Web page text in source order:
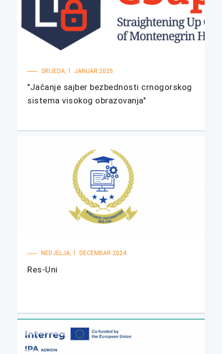
SRIJEDA, 1. JANUAR 2025.
"Jačanje sajber bezbednosti crnogorskog
sistema visokog obrazovanja"
NEDJELJA, 1. DECEMBAR 2024.
Res-Uni